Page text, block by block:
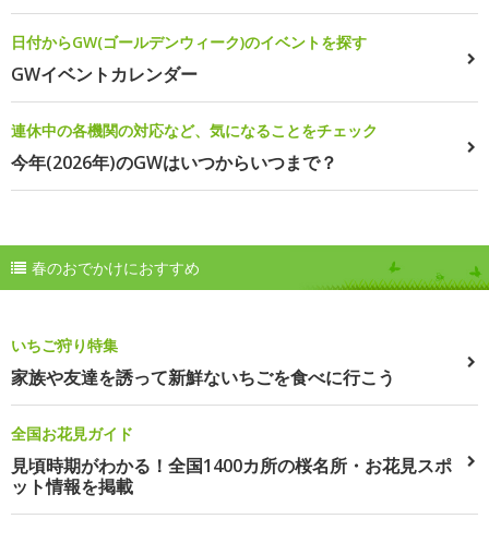
日付からGW(ゴールデンウィーク)のイベントを探す
GWイベントカレンダー
連休中の各機関の対応など、気になることをチェック
今年(2026年)のGWはいつからいつまで？
春のおでかけにおすすめ
いちご狩り特集
家族や友達を誘って新鮮ないちごを食べに行こう
全国お花見ガイド
見頃時期がわかる！全国1400カ所の桜名所・お花見スポ
ット情報を掲載